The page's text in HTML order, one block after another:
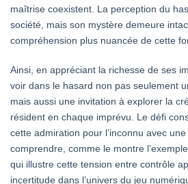
maîtrise coexistent. La perception du
société, mais son mystère demeure
compréhension plus nuancée de cette
Ainsi, en appréciant la richesse de ses
voir dans le hasard non pas seulement
mais aussi une invitation à explorer la
résident en chaque imprévu. Le défi
cette admiration pour l’inconnu avec
comprendre, comme le montre
qui illustre cette tension entre contrôle
incertitude dans l’univers du jeu